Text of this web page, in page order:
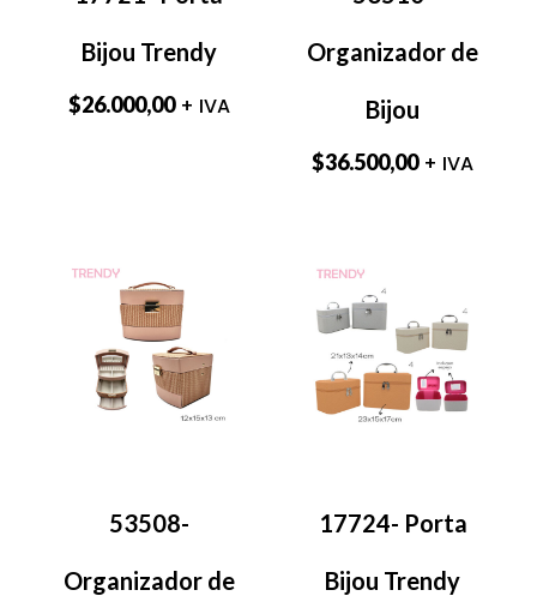
Bijou Trendy
$26.000,00 + IVA
Organizador de
Bijou
$36.500,00 + IVA
53508-
Organizador de
17724- Porta
Bijou Trendy